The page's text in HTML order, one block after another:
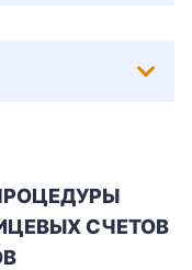
СЧЕТОВ